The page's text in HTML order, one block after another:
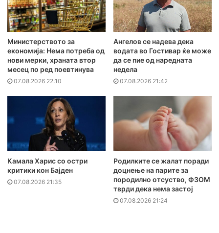
Министерството за
економија: Нема потреба од
нови мерки, храната втор
месец по ред поевтинува
07.08.2026 22:10
Ангелов се надева дека
водата во Гостивар ќе може
да се пие од наредната
недела
07.08.2026 21:42
Камала Харис со остри
критики кон Бајден
07.08.2026 21:35
Родилките се жалат поради
доцнење на парите за
породилно отсуство, ФЗОМ
тврди дека нема застој
07.08.2026 21:24